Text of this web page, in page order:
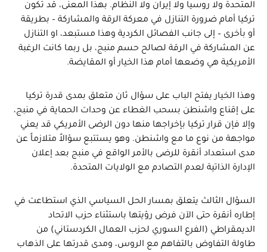
المتحدة ولا روسيا ولا إيران ولا النظام. بهذا المعنى، قد تكون
تركيا أمام ضرورة التنازل في معركة الرقة والمشاركة – بطريقة
أو بأخرى – إلى جانب الفصائل الكردية وهذا مستبعد، او التنازل
عن المشاركة في الرقة لصالح حسم منبج، بل ربما كانت الرغبة
الأمريكية هي وضعها أمام هذا الخيار أو المقايضة.
وهذا الخيار يفتح الباب على سؤال ثان متعلق بمدى قدرة تركيا
على إقناع واشنطن بسحب الغطاء عن وحدات الحماية في منبج،
وإلا فإن قرار تركيا بإخراجها منها دون الرضى الأمريكي قد يعني
مواجهة من نوع ما مع واشنطن. وهو يستتبع سؤالاً متلازماً عن
مدى استعداد أنقرة للرضى بالأمر الواقع في منبج بعد إعلان
الإدارة الذاتية لعدم التصادم مع الولايات المتحدة.
السؤال الثالث يتعلق بمسار الحل السياسي الذي استطاعت في
إطاره أنقرة حتى الآن فرض رؤيتها باستثناء حزب الاتحاد
الديمقراطي (الفرع السوري لحزب العمال الكردستاني) من
طاولة التفاوض بالتفاهم مع الروس، ومدى قدرتها على الذهاب